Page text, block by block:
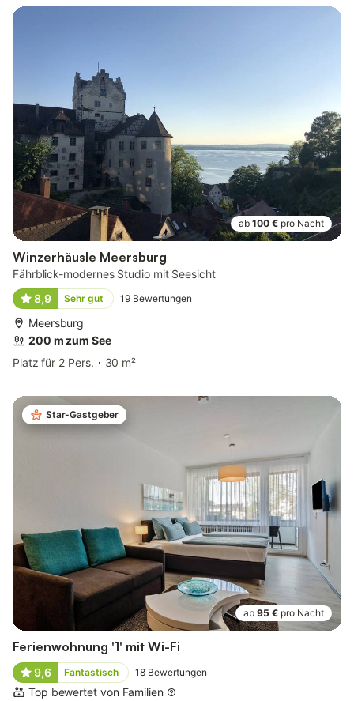
ab 100 € pro Nacht
Winzerhäusle Meersburg
Fährblick-modernes Studio mit Seesicht
8,9
Sehr gut 19 Bewertungen
Meersburg
200 m zum See
Platz für 2 Pers.
30 m²
Star-Gastgeber
ab 95 € pro Nacht
Ferienwohnung '1' mit Wi-Fi
9,6 Fantastisch 18 Bewertungen
Top bewertet von Familien